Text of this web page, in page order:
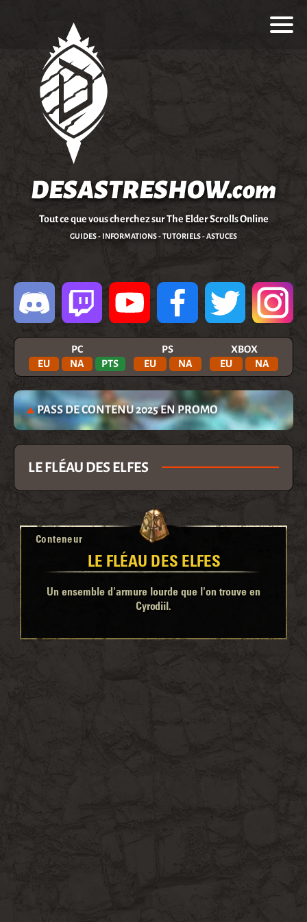
DESASTRESHOW.com
Tout ce que vous cherchez sur The Elder Scrolls Online
GUIDES - INFORMATIONS - TUTORIELS - ASTUCES
PC
EU
NA PTS
PS
EU
NA
XBOX
EU
NA
PASS DE CONTENU 2025 EN PROMO
LE FLÉAU DES ELFES
Conteneur
LE FLÉAU DES ELFES
Un ensemble d'armure lourde que l'on trouve en
Cyrodiil.